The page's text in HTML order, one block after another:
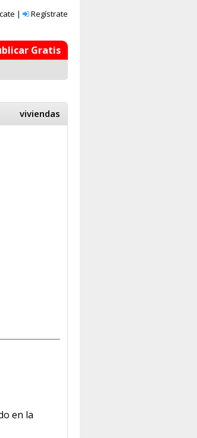
| Regístrate
Gratis
viviendas
en la